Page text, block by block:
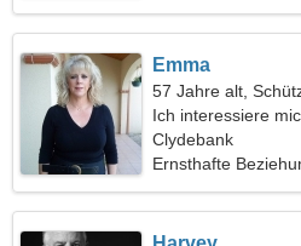
Emma
57 Jahre alt,
Ich interessiere
Clydebank
Ernsthafte